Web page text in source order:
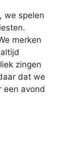
we spelen
merken
zingen
dat we
een avond